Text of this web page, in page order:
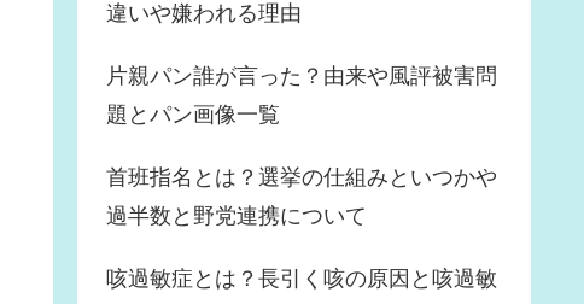
違いや嫌われる理由
片親パン誰が言った？由来や風評被害問
題とパン画像一覧
首班指名とは？選挙の仕組みといつかや
過半数と野党連携について
咳過敏症とは？長引く咳の原因と咳過敏